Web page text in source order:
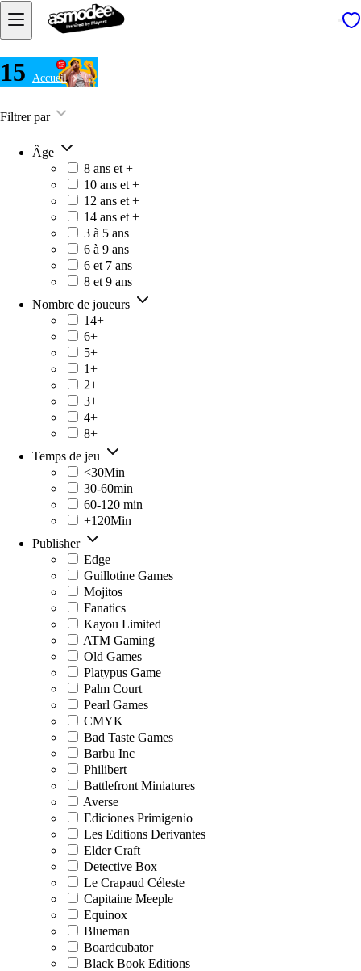
Accueil 15
15
Filtrer par
Âge
8 ans et +
10 ans et +
12 ans et +
14 ans et +
3 à 5 ans
6 à 9 ans
6 et 7 ans
8 et 9 ans
Nombre de joueurs
14+
6+
5+
1+
2+
3+
4+
8+
Temps de jeu
<30Min
30-60min
60-120 min
+120Min
Publisher
Edge
Guillotine Games
Mojitos
Fanatics
Kayou Limited
ATM Gaming
Old Games
Platypus Game
Palm Court
Pearl Games
CMYK
Bad Taste Games
Barbu Inc
Philibert
Battlefront Miniatures
Averse
Ediciones Primigenio
Les Editions Derivantes
Elder Craft
Detective Box
Le Crapaud Céleste
Capitaine Meeple
Equinox
Blueman
Boardcubator
Black Book Editions